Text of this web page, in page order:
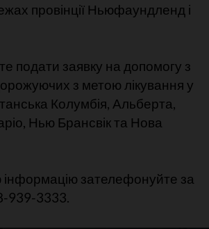
провінції Ньюфаундленд і
подати заявку на допомогу з
з метою лікування у
Колумбія, Альберта,
Нью Брансвік та Нова
зателефонуйте за
939-3333.